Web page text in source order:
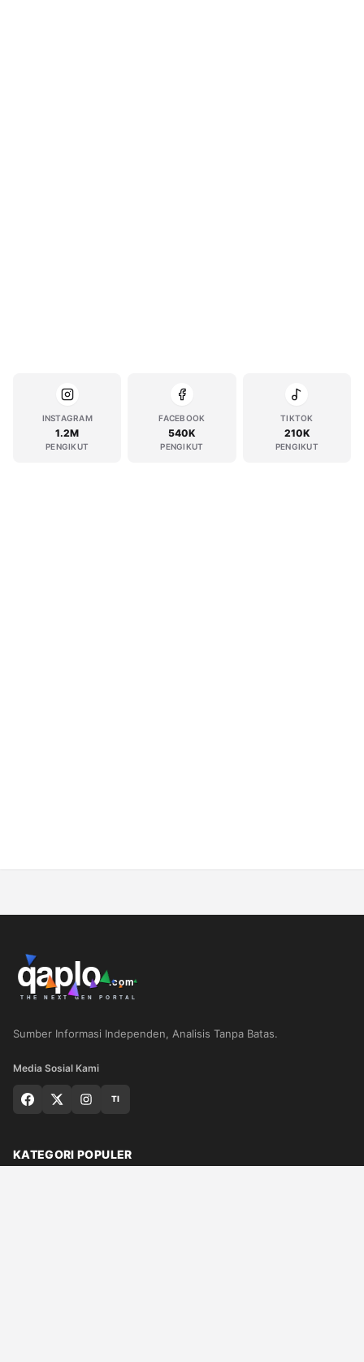
INSTAGRAM
1.2M
PENGIKUT
FACEBOOK
540K
PENGIKUT
TIKTOK
210K
PENGIKUT
Sumber Informasi Independen, Analisis Tanpa Batas.
Media Sosial Kami
TI
KATEGORI POPULER